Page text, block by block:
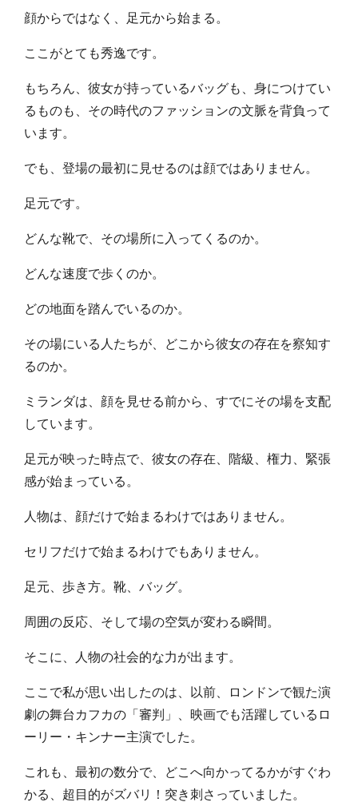
顔からではなく、足元から始まる。
ここがとても秀逸です。
もちろん、彼女が持っているバッグも、身につけてい
るものも、その時代のファッションの文脈を背負って
います。
でも、登場の最初に見せるのは顔ではありません。
足元です。
どんな靴で、その場所に入ってくるのか。
どんな速度で歩くのか。
どの地面を踏んでいるのか。
その場にいる人たちが、どこから彼女の存在を察知す
るのか。
ミランダは、顔を見せる前から、すでにその場を支配
しています。
足元が映った時点で、彼女の存在、階級、権力、緊張
感が始まっている。
人物は、顔だけで始まるわけではありません。
セリフだけで始まるわけでもありません。
足元、歩き方。靴、バッグ。
周囲の反応、そして場の空気が変わる瞬間。
そこに、人物の社会的な力が出ます。
ここで私が思い出したのは、以前、ロンドンで観た演
劇の舞台カフカの「審判」、映画でも活躍しているロ
ーリー・キンナー主演でした。
これも、最初の数分で、どこへ向かってるかがすぐわ
かる、超目的がズバリ！突き刺さっていました。